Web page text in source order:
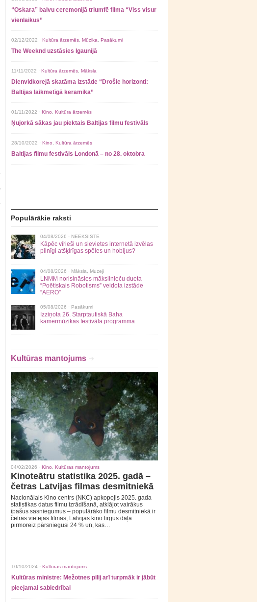
“Oskara” balvu ceremonijā triumfē filma “Viss visur
vienlaikus”
02/12/2022 · Kultūra ārzemēs Mūzika Pasākumi
The Weeknd uzstāsies Igaunijā
11/11/2022 · Kultūra ārzemēs Māksla
Dienvidkorejā skatāma izstāde “Drošie horizonti:
Baltijas laikmetīgā keramika”
01/11/2022 · Kino Kultūra ārzemēs
Ņujorkā sākas jau piektais Baltijas filmu festivāls
28/10/2022 · Kino Kultūra ārzemēs
Baltijas filmu festivāls Londonā – no 28. oktobra
Populārākie raksti
04/08/2026 · NEEKSISTE
Kāpēc vīrieši un sievietes internetā izvēlas
pilnīgi atšķirīgas spēles un hobijus?
04/08/2026 · Māksla Muzeji
LNMM norisināsies mākslinieču dueta
“Poētiskais Robotisms” veidota izstāde
“AERO”
05/08/2026 · Pasākumi
Izziņota 26. Starptautiskā Baha
kamermūzikas festivāla programma
Kultūras mantojums
04/02/2026 · Kino Kultūras mantojums
Kinoteātru statistika 2025. gadā –
četras Latvijas filmas desmitniekā
Nacionālais Kino centrs (NKC) apkopojis 2025. gada
statistikas datus filmu izrādīšanā, atklājot vairākus
īpašus sasniegumus – populārāko filmu desmitniekā ir
četras vietējās filmas, Latvijas kino tirgus daļa
pirmoreiz pārsniegusi 24 % un, kas…
10/10/2024 · Kultūras mantojums
Kultūras ministre: Mežotnes pilij arī turpmāk ir jābūt
pieejamai sabiedrībai